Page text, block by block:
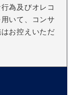
為及びオレコ
いて、コンサ
お控えいただ